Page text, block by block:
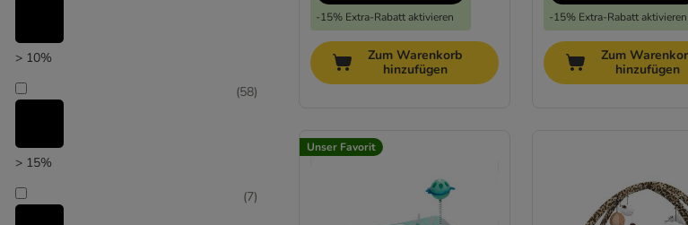
> 10%
> 15%
(58)
(7)
-15% Extra-Rabatt aktivieren
Zum Warenkorb
hinzufügen
-15% Extra-Rabatt aktivieren
Zum
hinzufügen
Unser Favorit